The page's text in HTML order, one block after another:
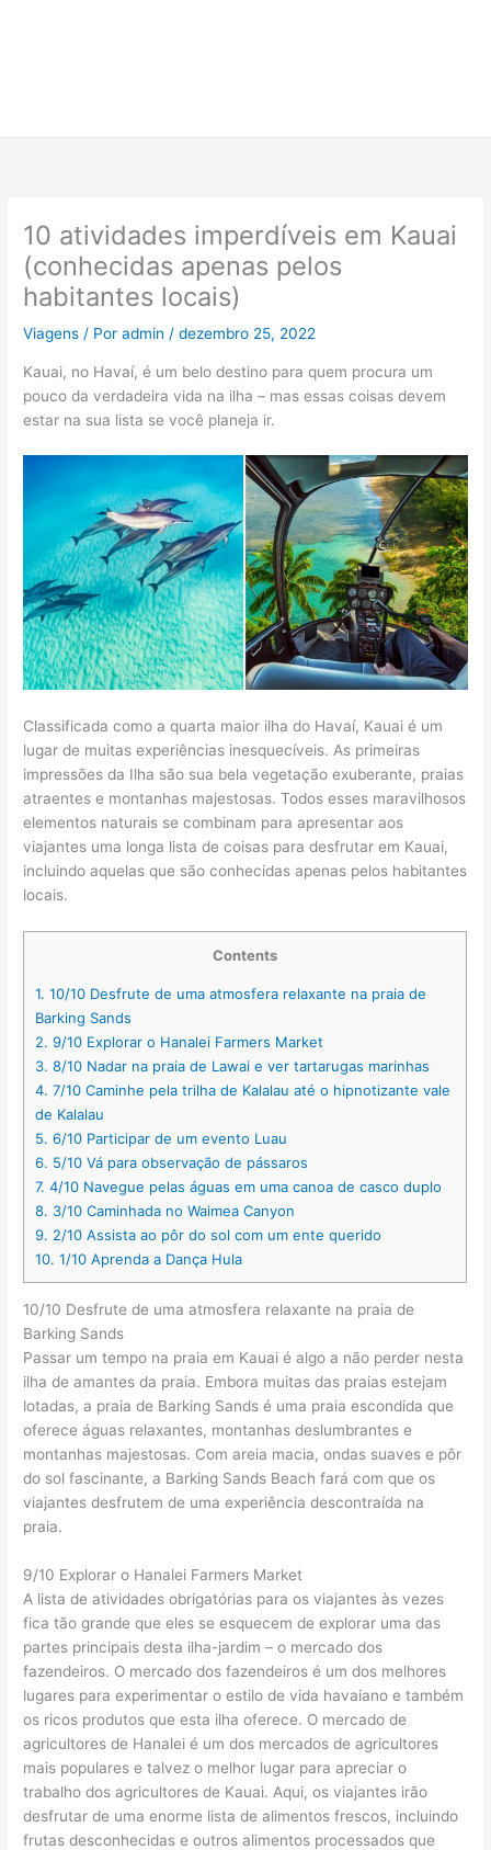
10 atividades imperdíveis em Kauai
(conhecidas apenas pelos
habitantes locais)
Viagens / Poradmin /dezembro 25, 2022
Kauai, no Havaí, é um belo destino para quem procura um
pouco da verdadeira vida na ilha – mas essas coisas devem
estar na sua lista se você planeja ir.
Classificada como a quarta maior ilha do Havaí, Kauai é um
lugar de muitas experiências inesquecíveis. As primeiras
impressões da Ilha são sua bela vegetação exuberante, praias
atraentes e montanhas majestosas. Todos esses maravilhosos
elementos naturais se combinam para apresentar aos
viajantes uma longa lista de coisas para desfrutar em Kauai,
incluindo aquelas que são conhecidas apenas pelos habitantes
locais.
Contents
1. 10/10 Desfrute de uma atmosfera relaxante na praia de
Barking Sands
2. 9/10 Explorar o Hanalei Farmers Market
3. 8/10 Nadar na praia de Lawai e ver tartarugas marinhas
4. 7/10 Caminhe pela trilha de Kalalau até o hipnotizante vale
de Kalalau
5. 6/10 Participar de um evento Luau
6. 5/10 Vá para observação de pássaros
7. 4/10 Navegue pelas águas em uma canoa de casco duplo
8. 3/10 Caminhada no Waimea Canyon
9. 2/10 Assista ao pôr do sol com um ente querido
10. 1/10 Aprenda a Dança Hula
10/10 Desfrute de uma atmosfera relaxante na praia de
Barking Sands
Passar um tempo na praia em Kauai é algo a não perder nesta
ilha de amantes da praia. Embora muitas das praias estejam
lotadas, a praia de Barking Sands é uma praia escondida que
oferece águas relaxantes, montanhas deslumbrantes e
montanhas majestosas. Com areia macia, ondas suaves e pôr
do sol fascinante, a Barking Sands Beach fará com que os
viajantes desfrutem de uma experiência descontraída na
praia.
9/10 Explorar o Hanalei Farmers Market
A lista de atividades obrigatórias para os viajantes às vezes
fica tão grande que eles se esquecem de explorar uma das
partes principais desta ilha-jardim – o mercado dos
fazendeiros. O mercado dos fazendeiros é um dos melhores
lugares para experimentar o estilo de vida havaiano e também
os ricos produtos que esta ilha oferece. O mercado de
agricultores de Hanalei é um dos mercados de agricultores
mais populares e talvez o melhor lugar para apreciar o
trabalho dos agricultores de Kauai. Aqui, os viajantes irão
desfrutar de uma enorme lista de alimentos frescos, incluindo
frutas desconhecidas e outros alimentos processados ​​que